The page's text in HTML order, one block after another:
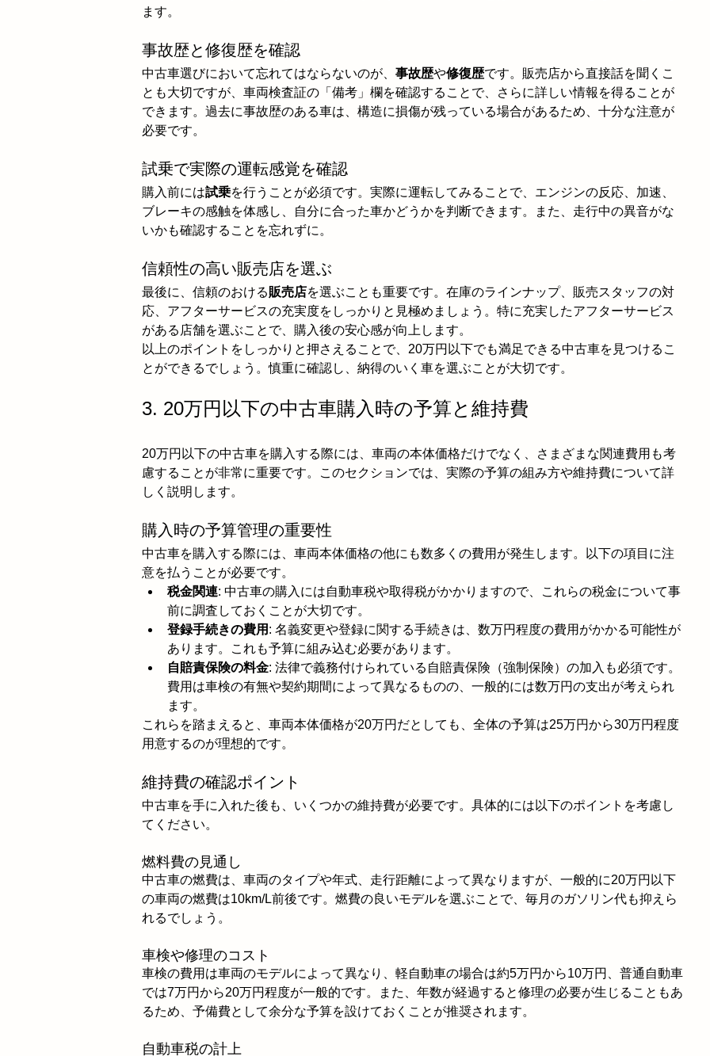
ます。
事故歴と修復歴を確認
中古車選びにおいて忘れてはならないのが、 事故歴や修復歴です。販売店から直接話を聞くこ
とも大切ですが、車両検査証の「備考」欄を確認することで、さらに詳しい情報を得ることが
できます。過去に事故歴のある車は、構造に損傷が残っている場合があるため、十分な注意が
必要です。
試乗で実際の運転感覚を確認
購入前には試乗を行うことが必須です。実際に運転してみることで、エンジンの反応、加速、
ブレーキの感触を体感し、自分に合った車かどうかを判断できます。また、走行中の異音がな
いかも確認することを忘れずに。
信頼性の高い販売店を選ぶ
最後に、信頼のおける販売店を選ぶことも重要です。在庫のラインナップ、販売スタッフの対
応、アフターサービスの充実度をしっかりと見極めましょう。特に充実したアフターサービス
がある店舗を選ぶことで、購入後の安心感が向上します。
以上のポイントをしっかりと押さえることで、20万円以下でも満足できる中古車を見つけるこ
とができるでしょう。慎重に確認し、納得のいく車を選ぶことが大切です。
3. 20万円以下の中古車購入時の予算と維持費
20万円以下の中古車を購入する際には、車両の本体価格だけでなく、さまざまな関連費用も考
慮することが非常に重要です。このセクションでは、実際の予算の組み方や維持費について詳
しく説明します。
購入時の予算管理の重要性
中古車を購入する際には、車両本体価格の他にも数多くの費用が発生します。以下の項目に注
意を払うことが必要です。
税金関連: 中古車の購入には自動車税や取得税がかかりますので、これらの税金について事
前に調査しておくことが大切です。
登録手続きの費用 : 名義変更や登録に関する手続きは、数万円程度の費用がかかる可能性が
あります。これも予算に組み込む必要があります。
自賠責保険の料金: 法律で義務付けられている自賠責保険（強制保険）の加入も必須です。
費用は車検の有無や契約期間によって異なるものの、一般的には数万円の支出が考えられ
ます。
これらを踏まえると、車両本体価格が20万円だとしても、全体の予算は25万円から30万円程度
用意するのが理想的です。
維持費の確認ポイント
中古車を手に入れた後も、いくつかの維持費が必要です。具体的には以下のポイントを考慮し
てください。
燃料費の見通し
中古車の燃費は、車両のタイプや年式、走行距離によって異なりますが、一般的に20万円以下
の車両の燃費は10km/L前後です。燃費の良いモデルを選ぶことで、毎月のガソリン代も抑えら
れるでしょう。
車検や修理のコスト
車検の費用は車両のモデルによって異なり、軽自動車の場合は約5万円から10万円、普通自動車
では7万円から20万円程度が一般的です。また、年数が経過すると修理の必要が生じることもあ
るため、予備費として余分な予算を設けておくことが推奨されます。
自動車税の計上